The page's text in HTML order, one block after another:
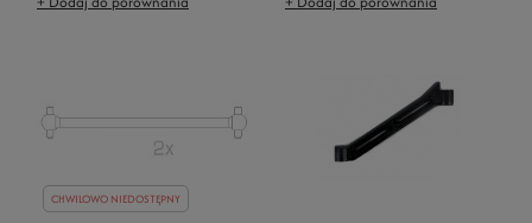
CHWILOWO NIEDOSTĘPNY